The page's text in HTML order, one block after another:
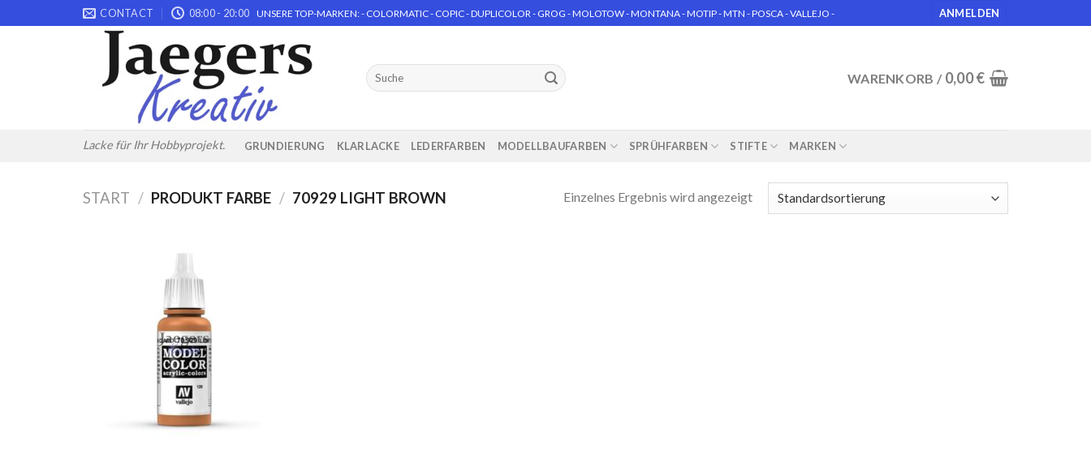
to
CONTACT 08:00 - 20:00 UNSERE TOP-MARKEN: - COLORMATIC - COPIC - DUPLICOLOR - GROG - MOLOTOW - MONTANA - MOTIP - MTN - POSCA - VALLEJO - ANMELDEN
Lacke für Ihr Hobbyprojekt.
Suchen
nach:
WARENKORB / 0,00€
GRUNDIERUNG KLARLACKE LEDERFARBEN MODELLBAUFARBEN SPRÜHFARBEN STIFTE MARKEN
START / PRODUKT FARBE / 70929 LIGHT BROWN Einzelnes Ergebnis wird angezeigt